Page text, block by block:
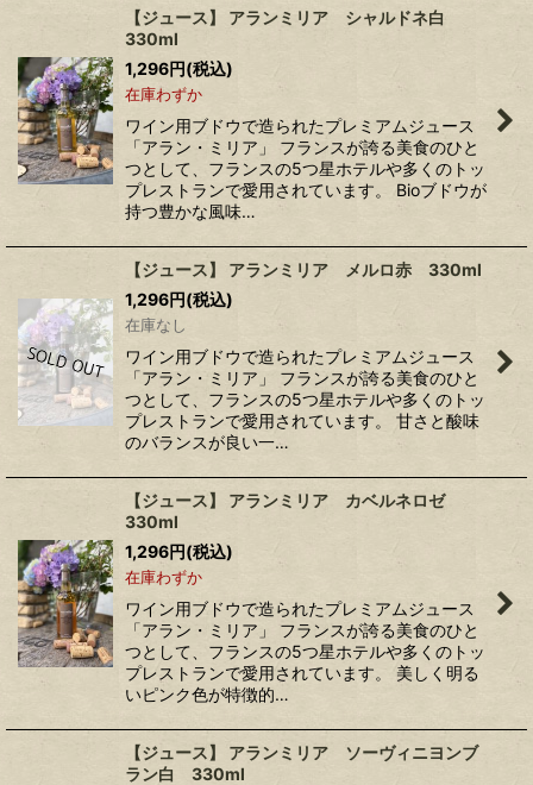
【ジュース】 アランミリア シャルドネ白
330ml
1,296円(税込)
在庫わずか
ワイン用ブドウで造られたプレミアムジュース
「アラン・ミリア」 フランスが誇る美食のひと
つとして、フランスの5つ星ホテルや多くのトッ
プレストランで愛用されています。 Bioブドウが
持つ豊かな風味…
【ジュース】 アランミリア メルロ赤 330ml
1,296円(税込)
在庫なし
ワイン用ブドウで造られたプレミアムジュース
「アラン・ミリア」 フランスが誇る美食のひと
つとして、フランスの5つ星ホテルや多くのトッ
プレストランで愛用されています。 甘さと酸味
のバランスが良い一…
【ジュース】 アランミリア カベルネロゼ
330ml
1,296円(税込)
在庫わずか
ワイン用ブドウで造られたプレミアムジュース
「アラン・ミリア」 フランスが誇る美食のひと
つとして、フランスの5つ星ホテルや多くのトッ
プレストランで愛用されています。 美しく明る
いピンク色が特徴的…
【ジュース】 アランミリア ソーヴィニヨンブ
ラン白 330ml